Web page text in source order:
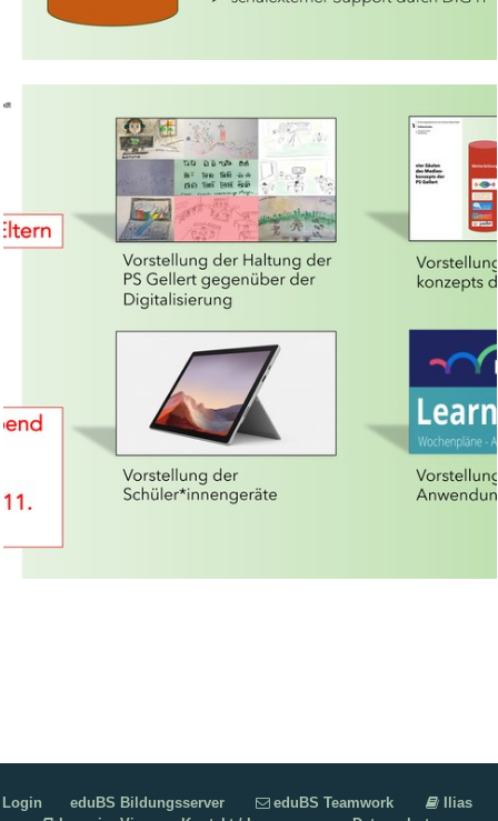
Login eduBS Bildungsserver eduBS Teamwork
Ilias